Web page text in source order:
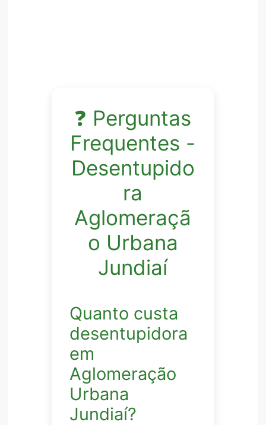
❓ Perguntas
Frequentes -
Desentupido
ra
Aglomeraçã
o Urbana
Jundiaí
Quanto custa
desentupidora
em
Aglomeração
Urbana
Jundiaí?